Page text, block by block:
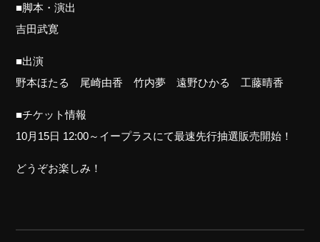
■脚本・演出
吉田武寛
■出演
野本ほたる 尾崎由香 竹内夢 遠野ひかる 工藤晴香
■チケット情報
10月15日 12:00～イープラスにて最速先行抽選販売開始！
どうぞお楽しみ！